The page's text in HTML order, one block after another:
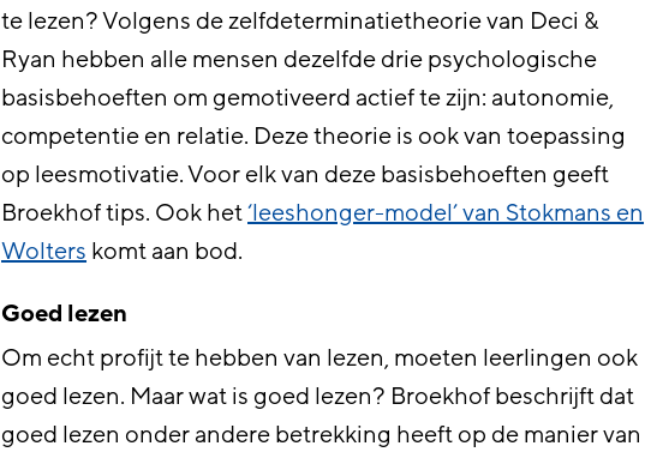
te lezen? Volgens de zelfdeterminatietheorie van Deci &
Ryan hebben alle mensen dezelfde drie psychologische
basisbehoeften om gemotiveerd actief te zijn: autonomie,
competentie en relatie. Deze theorie is ook van toepassing
op leesmotivatie. Voor elk van deze basisbehoeften geeft
Broekhof tips. Ook het‘leeshonger-model’ van Stokmans en
Wolters komt aan bod.
Goed lezen
Om echt profijt te hebben van lezen, moeten leerlingen ook
goed lezen. Maar wat is goed lezen? Broekhof beschrijft dat
goed lezen onder andere betrekking heeft op de manier van